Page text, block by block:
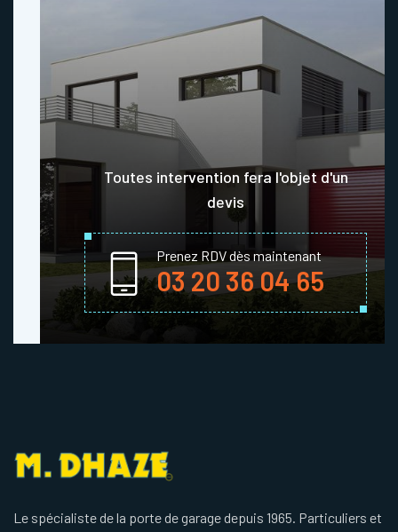
Toutes intervention fera l'objet d'un
devis
Prenez RDV dès maintenant
03 20 36 04 65
Le spécialiste de la porte de garage depuis 1965. Particuliers et